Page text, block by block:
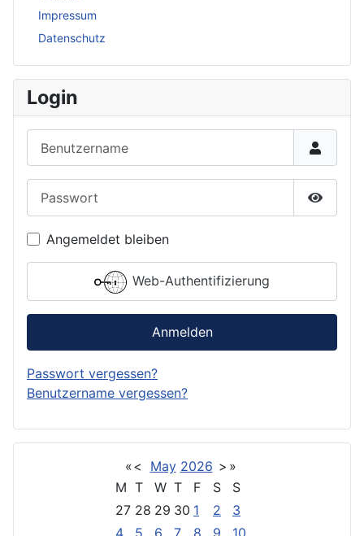
Impressum
Datenschutz
Login
Angemeldet bleiben
Web-Authentifizierung
Anmelden
Passwort vergessen?
Benutzername vergessen?
«< May 2026 > »
M T W T F S
S
27 28 29 30 1 2
3
4
5 6 7 8 9 10